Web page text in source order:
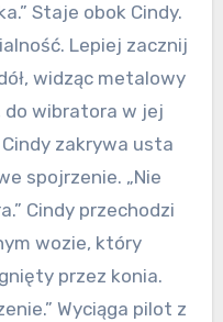
Staje obok Cindy.
Lepiej zacznij
widząc metalowy
do wibratora w jej
zakrywa usta
spojrzenie. „Nie
Cindy przechodzi
wozie, który
przez konia.
Wyciąga pilot z